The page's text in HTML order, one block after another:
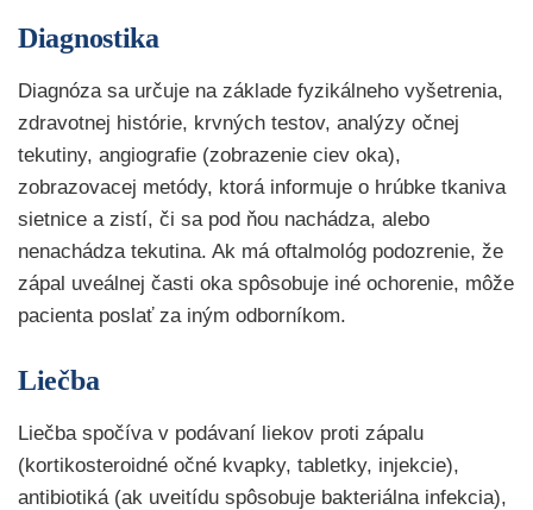
Diagnostika
Diagnóza sa určuje na základe fyzikálneho vyšetrenia,
zdravotnej histórie, krvných testov, analýzy očnej
tekutiny, angiografie (zobrazenie ciev oka),
zobrazovacej metódy, ktorá informuje o hrúbke tkaniva
sietnice a zistí, či sa pod ňou nachádza, alebo
nenachádza tekutina. Ak má oftalmológ podozrenie, že
zápal uveálnej časti oka spôsobuje iné ochorenie, môže
pacienta poslať za iným odborníkom.
Liečba
Liečba spočíva v podávaní liekov proti zápalu
(kortikosteroidné očné kvapky, tabletky, injekcie),
antibiotiká (ak uveitídu spôsobuje bakteriálna infekcia),